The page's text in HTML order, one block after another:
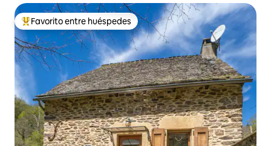
Favorito entre los huéspedes más destacados
Favorito entre huéspedes